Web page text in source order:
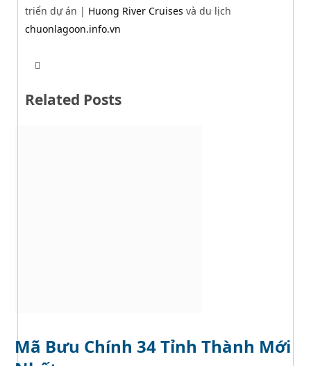
triển dự án | Huong River Cruises và du lịch
chuonlagoon.info.vn
t
Related Posts
Mã Bưu Chính 34 Tỉnh Thành Mới